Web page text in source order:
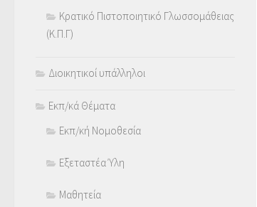
Κρατικό Πιστοποιητικό Γλωσσομάθειας
(Κ.Π.Γ)
Διοικητικοί υπάλληλοι
Εκπ/κά Θέματα
Εκπ/κή Νομοθεσία
Εξεταστέα Ύλη
Μαθητεία